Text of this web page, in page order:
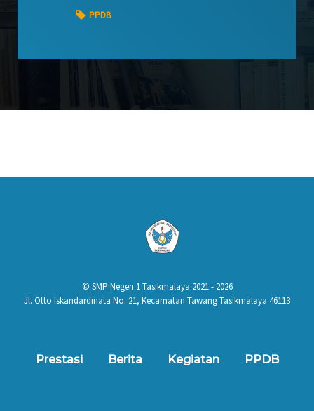
PPDB
© SMP Negeri 1 Tasikmalaya 2021 - 2026
Jl. Otto Iskandardinata No. 21, Kecamatan Tawang Tasikmalaya 46113
Prestasi Berita Kegiatan PPDB